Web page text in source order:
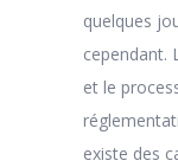
quelques
cependant.
et le
existe des